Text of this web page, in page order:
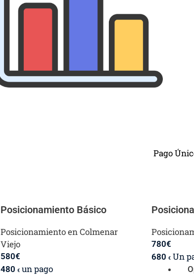
Pago
Posicionamiento Básico
Posicionamiento en Colmenar
Viejo
580€
480 € un pago
780€
680 € Un